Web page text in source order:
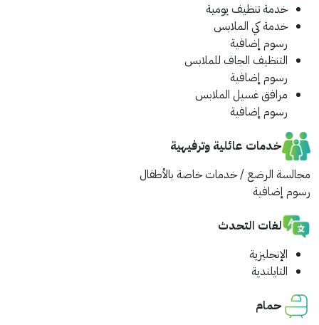
خدمة تنظيف يومية
خدمة كي الملابس
رسوم إضافية
التنظيف الجاف للملابس
رسوم إضافية
مرافق غسيل الملابس
رسوم إضافية
خدمات عائلية وترفيهية
مجالسة الرضع / خدمات خاصة بالأطفال
رسوم إضافية
لغات التحدث
الإنجليزية
التايلندية
حمام